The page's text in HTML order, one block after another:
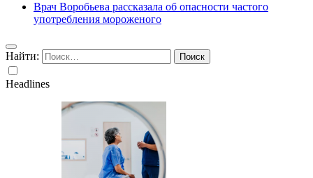
Врач Воробьева рассказала об опасности частого
употребления мороженого
Найти:
Headlines